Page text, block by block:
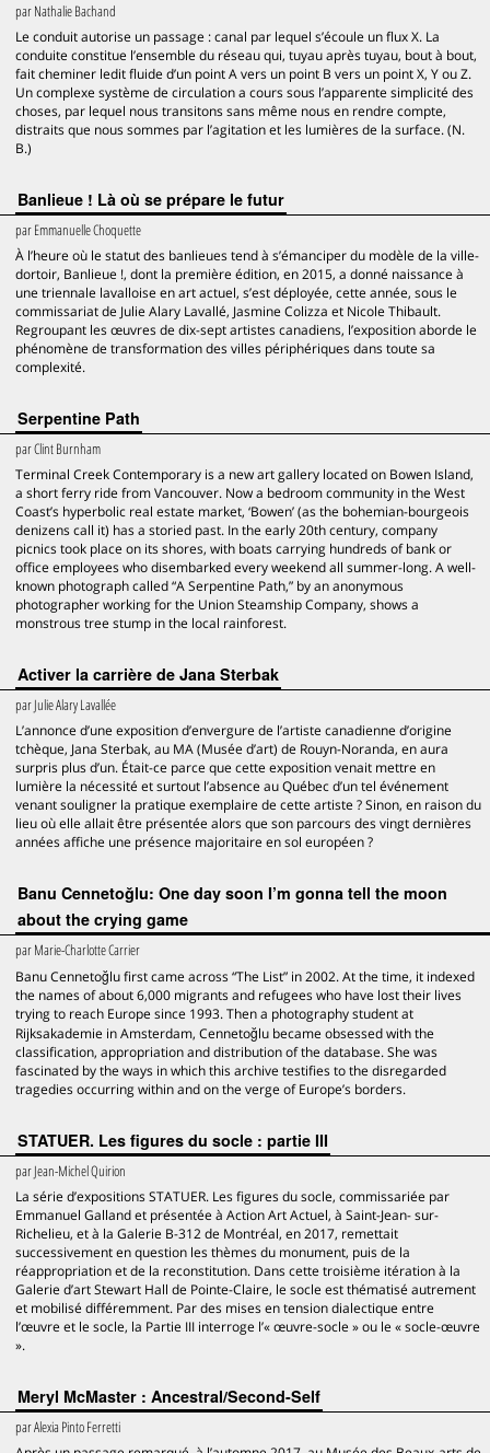
parNathalie Bachand
Le conduit autorise un passage : canal par lequel s’écoule un flux X. La
conduite constitue l’ensemble du réseau qui, tuyau après tuyau, bout à bout,
fait cheminer ledit fluide d’un point A vers un point B vers un point X, Y ou Z.
Un complexe système de circulation a cours sous l’apparente simplicité des
choses, par lequel nous transitons sans même nous en rendre compte,
distraits que nous sommes par l’agitation et les lumières de la surface. (N.
B.)
Banlieue ! Là où se prépare le futur
parEmmanuelle Choquette
À l’heure où le statut des banlieues tend à s’émanciper du modèle de la ville-
dortoir, Banlieue !, dont la première édition, en 2015, a donné naissance à
une triennale lavalloise en art actuel, s’est déployée, cette année, sous le
commissariat de Julie Alary Lavallé, Jasmine Colizza et Nicole Thibault.
Regroupant les œuvres de dix-sept artistes canadiens, l’exposition aborde le
phénomène de transformation des villes périphériques dans toute sa
complexité.
Serpentine Path
parClint Burnham
Terminal Creek Contemporary is a new art gallery located on Bowen Island,
a short ferry ride from Vancouver. Now a bedroom community in the West
Coast’s hyperbolic real estate market, ‘Bowen’ (as the bohemian-bourgeois
denizens call it) has a storied past. In the early 20th century, company
picnics took place on its shores, with boats carrying hundreds of bank or
office employees who disembarked every weekend all summer-long. A well-
known photograph called “A Serpentine Path,” by an anonymous
photographer working for the Union Steamship Company, shows a
monstrous tree stump in the local rainforest.
Activer la carrière de Jana Sterbak
parJulie Alary Lavallée
L’annonce d’une exposition d’envergure de l’artiste canadienne d’origine
tchèque, Jana Sterbak, au MA (Musée d’art) de Rouyn-Noranda, en aura
surpris plus d’un. Était-ce parce que cette exposition venait mettre en
lumière la nécessité et surtout l’absence au Québec d’un tel événement
venant souligner la pratique exemplaire de cette artiste ? Sinon, en raison du
lieu où elle allait être présentée alors que son parcours des vingt dernières
années affiche une présence majoritaire en sol européen ?
Banu Cennetoğlu: One day soon I’m gonna tell the moon
about the crying game
parMarie-Charlotte Carrier
Banu Cennetoğlu first came across “The List” in 2002. At the time, it indexed
the names of about 6,000 migrants and refugees who have lost their lives
trying to reach Europe since 1993. Then a photography student at
Rijksakademie in Amsterdam, Cennetoğlu became obsessed with the
classification, appropriation and distribution of the database. She was
fascinated by the ways in which this archive testifies to the disregarded
tragedies occurring within and on the verge of Europe’s borders.
STATUER. Les figures du socle : partie III
parJean-Michel Quirion
La série d’expositions STATUER. Les figures du socle, commissariée par
Emmanuel Galland et présentée à Action Art Actuel, à Saint-Jean- sur-
Richelieu, et à la Galerie B-312 de Montréal, en 2017, remettait
successivement en question les thèmes du monument, puis de la
réappropriation et de la reconstitution. Dans cette troisième itération à la
Galerie d’art Stewart Hall de Pointe-Claire, le socle est thématisé autrement
et mobilisé différemment. Par des mises en tension dialectique entre
l’œuvre et le socle, la Partie III interroge l’« œuvre-socle » ou le « socle-œuvre
».
Meryl McMaster : Ancestral/Second-Self
parAlexia Pinto Ferretti